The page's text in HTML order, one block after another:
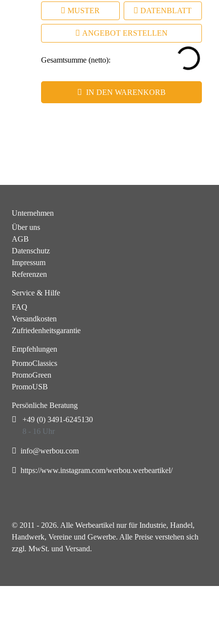
MUSTER DATENBLATT
ANGEBOT ERSTELLEN
Gesamtsumme (netto):
IN DEN WARENKORB
Unternehmen
Über uns
AGB
Datenschutz
Impressum
Referenzen
Service & Hilfe
FAQ
Versandkosten
Zufriedenheitsgarantie
Empfehlungen
PromoClassics
PromoGreen
PromoUSB
Persönliche Beratung
+49 (0) 3491-6245130
8 - 16 Uhr
info@werbou.com
https://www.instagram.com/werbou.werbeartikel/
© 2011 - 2026. Alle Werbeartikel nur für Industrie, Handel,
Handwerk, Vereine und Gewerbe. Alle Preise verstehen sich
zzgl. MwSt. und Versand.